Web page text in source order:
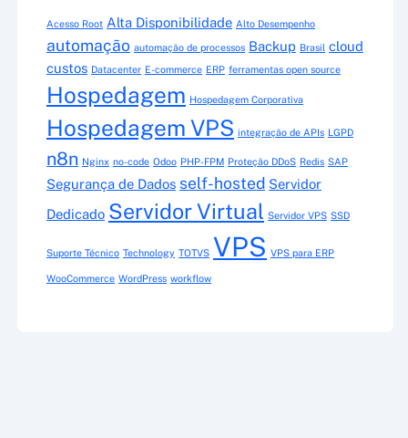
Acesso Root Alta Disponibilidade Alto Desempenho
automação automação de processos Backup Brasil cloud
custos Datacenter E-commerce ERP ferramentas open source
Hospedagem Hospedagem Corporativa
Hospedagem VPS integração de APIs LGPD
n8n Nginx no-code Odoo PHP-FPM Proteção DDoS Redis SAP
Segurança de Dados self-hosted Servidor
Dedicado Servidor Virtual Servidor VPS SSD
Suporte Técnico Technology TOTVS VPS VPS para ERP
WooCommerce WordPress workflow